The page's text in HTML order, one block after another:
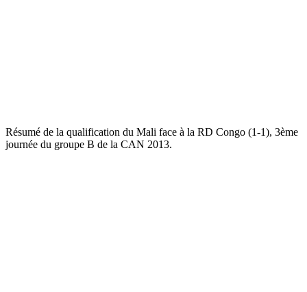
Résumé de la qualification du Mali face à la RD Congo (1-1), 3ème
journée du groupe B de la CAN 2013.